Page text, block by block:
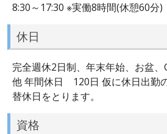
8:30～17:30 ※実働8時間(休憩60分)
休日
完全週休2日制、年末年始、お盆、
他 年間休日 120日 仮に休日出勤
替休日をとります。
資格